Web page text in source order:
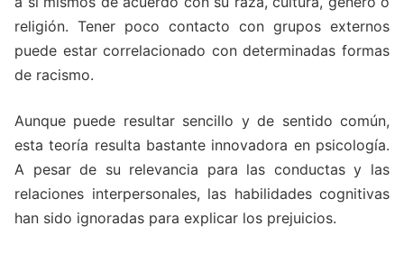
religión. Tener poco contacto con grupos externos
puede estar correlacionado con determinadas formas
de racismo.
Aunque puede resultar sencillo y de sentido común,
esta teoría resulta bastante innovadora en psicología.
A pesar de su relevancia para las conductas y las
relaciones interpersonales, las habilidades cognitivas
han sido ignoradas para explicar los prejuicios.